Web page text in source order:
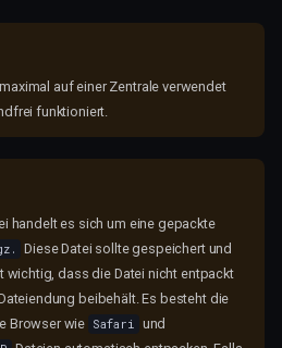
auf einer Zentrale verwendet
funktioniert.
handelt es sich um eine gepackte
Diese Datei sollte gespeichert und
wichtig, dass die Datei nicht entpackt
beibehält. Es besteht die
Browser wie Safari und